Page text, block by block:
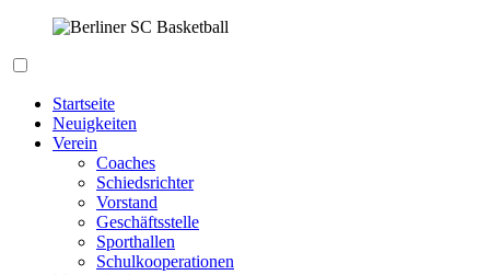
springen
Startseite
Neuigkeiten
Verein
Coaches
Schiedsrichter
Vorstand
Geschäftsstelle
Sporthallen
Schulkooperationen